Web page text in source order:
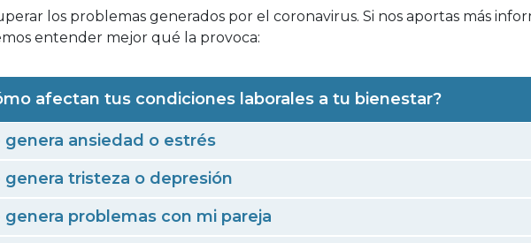
los problemas generados por el coronavirus. Si nos aportas más
entender mejor qué la provoca:
afectan tus condiciones laborales a tu bienestar?
genera ansiedad o estrés
genera tristeza o depresión
genera problemas con mi pareja